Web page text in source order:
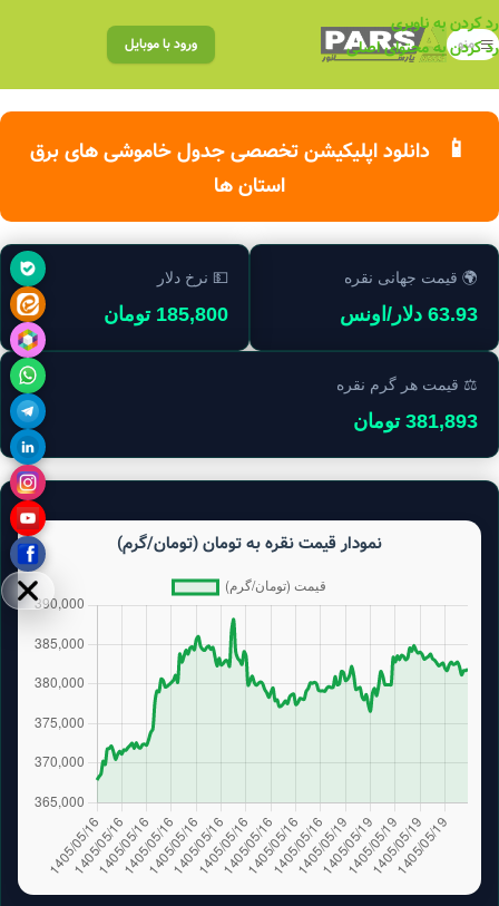
رد کردن به ناوبری
رد کردن به محتوای اصلی
منو ورود با موبایل
📱
دانلود اپلیکیشن تخصصی جدول خاموشی های برق
استان ها
🌍 قیمت جهانی نقره
63.93 دلار/اونس
💵 نرخ دلار
185,800 تومان
⚖️ قیمت هر گرم نقره
381,893 تومان
نمودار قیمت نقره به تومان (تومان/گرم)